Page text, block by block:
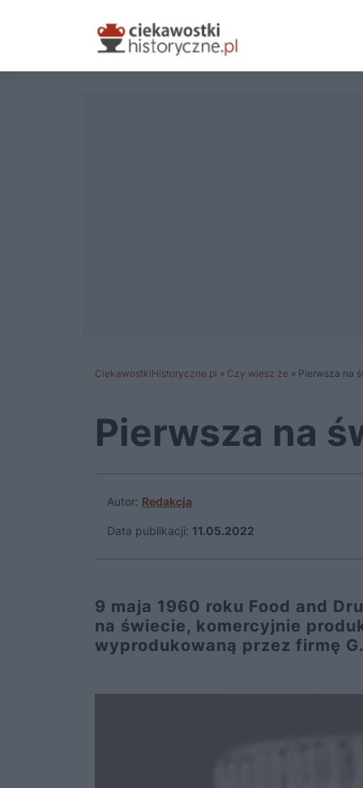
CiekawostkiHistoryczne.pl » Czy wiesz że » Pierwsza na
Pierwsza na
Autor: Redakcja
Data publikacji: 11.05.2022
9 maja 1960 roku Food and
na świecie, komercyjnie
wyprodukowaną przez firmę